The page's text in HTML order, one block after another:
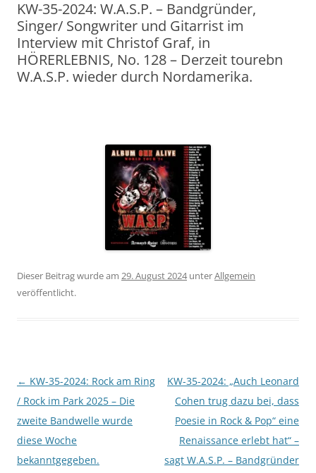
KW-35-2024: W.A.S.P. – Bandgründer,
Singer/ Songwriter und Gitarrist im
Interview mit Christof Graf, in
HÖRERLEBNIS, No. 128 – Derzeit tourebn
W.A.S.P. wieder durch Nordamerika.
Dieser Beitrag wurde am 29. August 2024unterAllgemein
veröffentlicht.
Beitragsnavigation
← KW-35-2024: Rock am Ring
/ Rock im Park 2025 – Die
zweite Bandwelle wurde
diese Woche
bekanntgegeben.
KW-35-2024: „Auch Leonard
Cohen trug dazu bei, dass
Poesie in Rock & Pop“ eine
Renaissance erlebt hat“ –
sagt W.A.S.P. – Bandgründer